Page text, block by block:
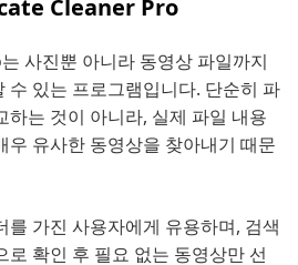
Cleaner Pro
사진뿐 아니라 동영상 파일까지
수 있는 프로그램입니다. 단순히 파
하는 것이 아니라, 실제 파일 내용
우 유사한 동영상을 찾아내기 때문
를 가진 사용자에게 유용하며, 검색
로 확인 후 필요 없는 동영상만 선